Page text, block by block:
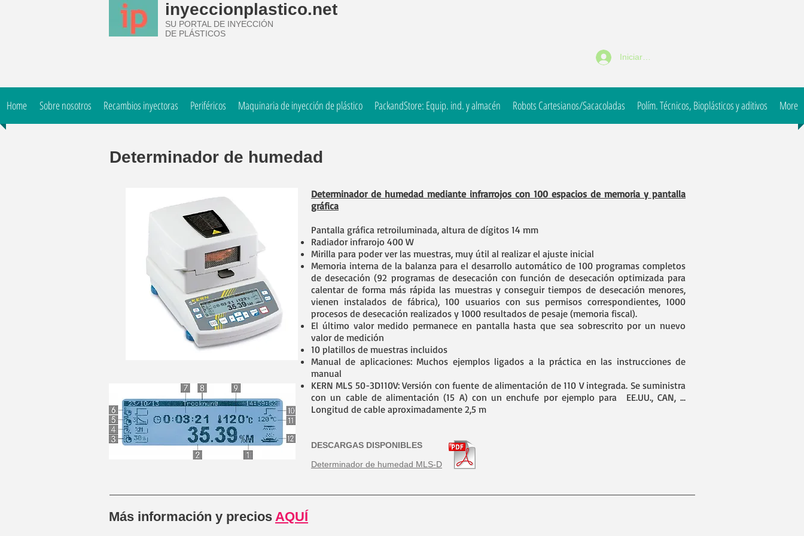
inyeccionplastico.net
SU PORTAL DE INYECCIÓN
DE PLÁSTICOS
Iniciar sesión
Home Sobre nosotros Recambios inyectoras Periféricos Maquinaria de inyección de plástico PackandStore: Equip. ind. y almacén Robots Cartesianos/Sacacoladas Polím. Técnicos, Bioplásticos y aditivos More
Determinador de humedad
Determinador de humedad mediante infrarrojos con 100 espacios de memoria y pantalla
gráfica
Pantalla gráfica retroiluminada, altura de dígitos 14 mm
Radiador infrarojo 400 W
Mirilla para poder ver las muestras, muy útil al realizar el ajuste inicial
Memoria interna de la balanza para el desarrollo automático de 100 programas completos
de desecación (92 programas de desecación con función de desecación optimizada para
calentar de forma más rápida las muestras y conseguir tiempos de desecación menores,
vienen instalados de fábrica), 100 usuarios con sus permisos correspondientes, 1000
procesos de desecación realizados y 1000 resultados de pesaje (memoria fiscal).
El último valor medido permanece en pantalla hasta que sea sobrescrito por un nuevo
valor de medición
10 platillos de muestras incluidos
Manual de aplicaciones: Muchos ejemplos ligados a la práctica en las instrucciones de
manual
KERN MLS 50-3D110V: Versión con fuente de alimentación de 110 V integrada. Se suministra
con un cable de alimentación (15 A) con un enchufe por ejemplo para EE.UU., CAN, ...
Longitud de cable aproximadamente 2,5 m
DESCARGAS DISPONIBLES
Determinador de humedad MLS-D
Más información y precios AQUÍ